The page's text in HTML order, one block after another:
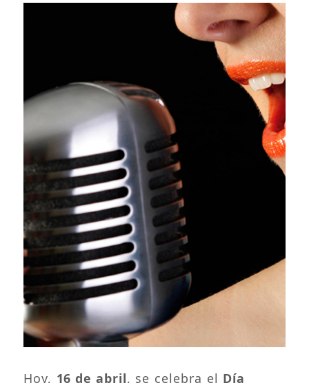
Hoy, 16 de abril, se celebra el Día